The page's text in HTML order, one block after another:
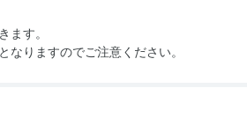
ます。
りますのでご注意ください。